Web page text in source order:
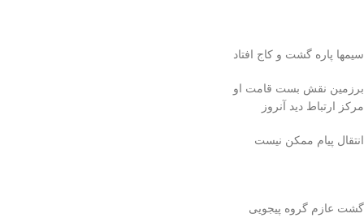
سیمها پاره گشت و کاج افتاد
برزمین نقش بست قامت او
مرکز ارتباط دید آنروز
انتقال پیام ممکن نیست
گشت عازم گروه پیجویی